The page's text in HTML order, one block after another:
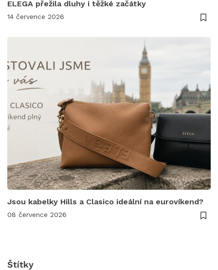
ELEGA přežila dluhy i těžké začátky
14 července 2026
Jsou kabelky Hills a Clasico ideální na eurovíkend?
08 července 2026
Štítky